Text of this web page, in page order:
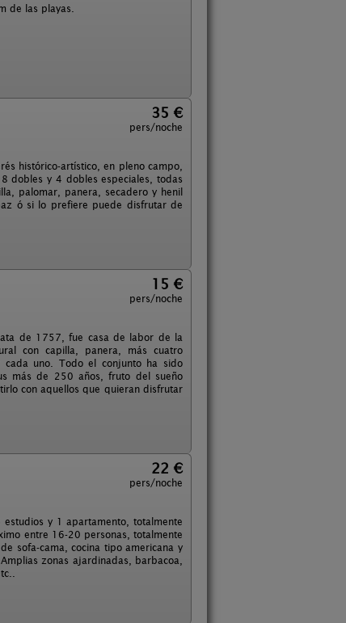
de las playas.
35 €
pers/noche
histórico-artístico, en pleno campo,
dobles y 4 dobles especiales, todas
palomar, panera, secadero y henil
ó si lo prefiere puede disfrutar de
15 €
pers/noche
de 1757, fue casa de labor de la
con capilla, panera, más cuatro
uno. Todo el conjunto ha sido
más de 250 años, fruto del sueño
con aquellos que quieran disfrutar
22 €
pers/noche
y 1 apartamento, totalmente
entre 16-20 personas, totalmente
sofa-cama, cocina tipo americana y
zonas ajardinadas, barbacoa,